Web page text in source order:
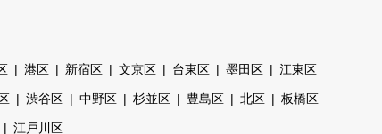
港区 新宿区 文京区 台東区 墨田区 江東区
渋谷区 中野区 杉並区 豊島区 北区 板橋区
江戸川区